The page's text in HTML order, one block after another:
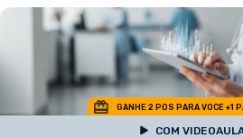
GANHE 2 POS PARA VOCE +1
COM